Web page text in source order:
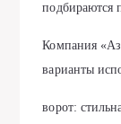
подбираются
Компания
варианты
ворот: